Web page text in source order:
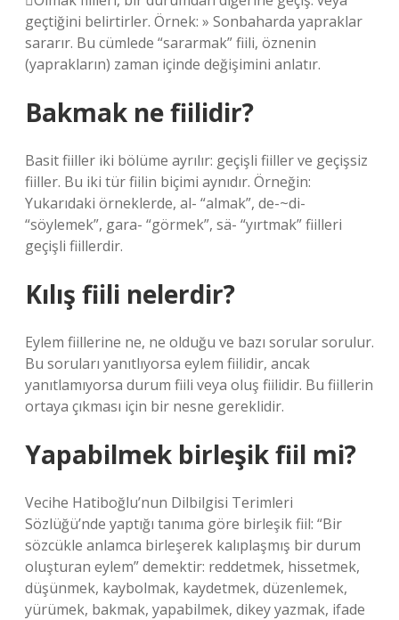
geçtiğini belirtirler. Örnek: » Sonbaharda yapraklar
sararır. Bu cümlede “sararmak” fiili, öznenin
(yaprakların) zaman içinde değişimini anlatır.
Bakmak ne fiilidir?
Basit fiiller iki bölüme ayrılır: geçişli fiiller ve geçişsiz
fiiller. Bu iki tür fiilin biçimi aynıdır. Örneğin:
Yukarıdaki örneklerde, al- “almak”, de-~di-
“söylemek”, gara- “görmek”, sä- “yırtmak” fiilleri
geçişli fiillerdir.
Kılış fiili nelerdir?
Eylem fiillerine ne, ne olduğu ve bazı sorular sorulur.
Bu soruları yanıtlıyorsa eylem fiilidir, ancak
yanıtlamıyorsa durum fiili veya oluş fiilidir. Bu fiillerin
ortaya çıkması için bir nesne gereklidir.
Yapabilmek birleşik fiil mi?
Vecihe Hatiboğlu’nun Dilbilgisi Terimleri
Sözlüğü’nde yaptığı tanıma göre birleşik fiil: “Bir
sözcükle anlamca birleşerek kalıplaşmış bir durum
oluşturan eylem” demektir: reddetmek, hissetmek,
düşünmek, kaybolmak, kaydetmek, düzenlemek,
yürümek, bakmak, yapabilmek, dikey yazmak, ifade